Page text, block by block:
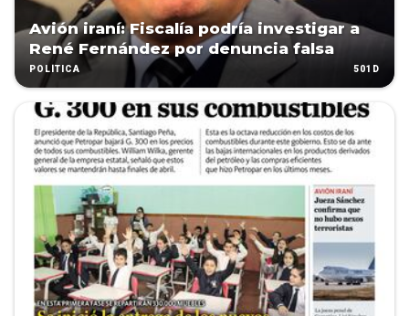
Avión iraní: Fiscalía podría investigar a
René Fernández por denuncia falsa
POLÍTICA 501D